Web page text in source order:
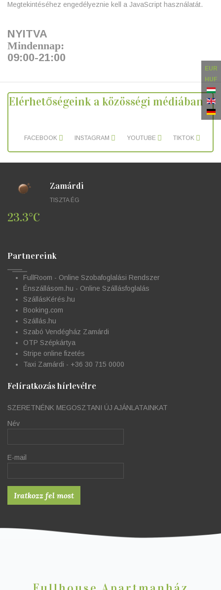
EUR
HUF
Megtekintéséhez engedélyeznie kell a JavaScript használatát.
NYITVA
Mindennap:
09:00-21:00
Elérhetőségeink a közösségi médiában
FACEBOOK INSTAGRAM YOUTUBE TIKTOK
23.3°C
Zamárdi
TISZTA ÉG
Partnereink
FullRoom - Online Szobafoglalási Rendszer
Énszállásom.hu - Online Szállásfoglalás
SzállásKérés.hu
Booking.com
Szállás.hu
Szabó Vendégház Zamárdi
OTP Szépkártya
Stripe online fizetés
Taxi Zamárdi - +36 30 715 0000
Felíratkozás hírlevélre
SZERETNÉNK MEGOSZTANI ÚJ AJÁNLATAINKAT
Név
E-mail